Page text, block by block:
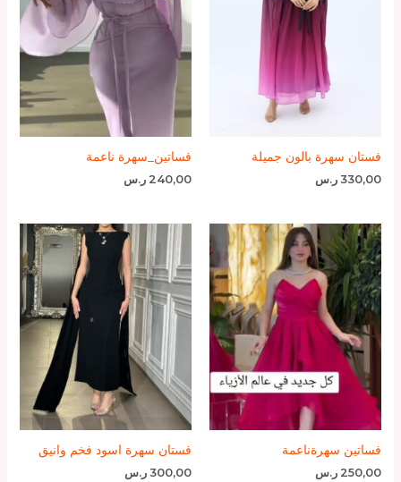
فستان سهرة بالون جميلة
330,00 ر.س
فساتين_سهرة ناعمة
240,00 ر.س
فساتين سهرةناعمة
250,00 ر.س
فستان سهرة اسود فخم وانيق
300,00 ر.س